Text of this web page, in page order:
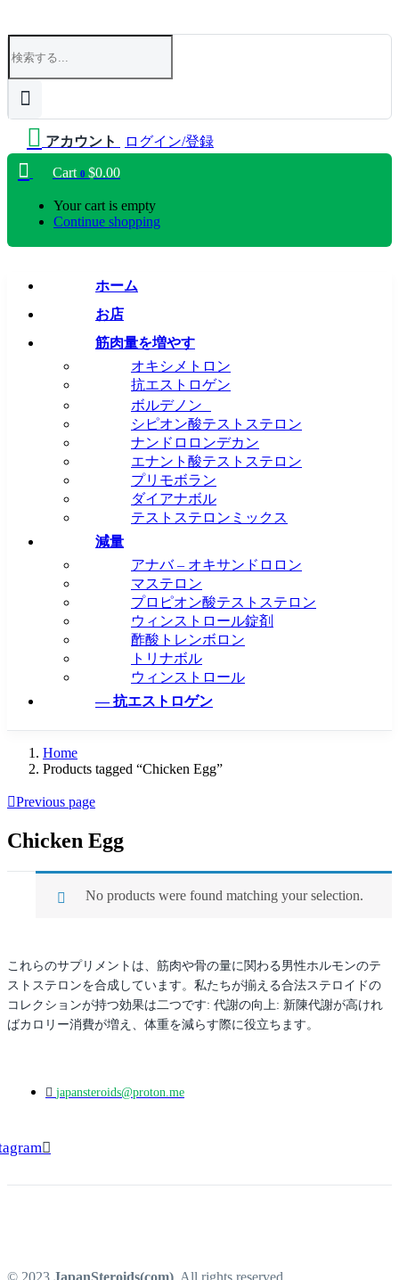
アカウント ログイン/登録
Cart 0 $0.00
Your cart is empty
Continue shopping
ホーム
お店
筋肉量を増やす
オキシメトロン
抗エストロゲン
ボルデノン
シピオン酸テストステロン
ナンドロロンデカン
エナント酸テストステロン
プリモボラン
ダイアナボル
テストステロンミックス
減量
アナバ – オキサンドロロン
マステロン
プロピオン酸テストステロン
ウィンストロール錠剤
酢酸トレンボロン
トリナボル
ウィンストロール
— 抗エストロゲン
Home
Products tagged “Chicken Egg”
Previous page
Chicken Egg
No products were found matching your selection.
これらのサプリメントは、筋肉や骨の量に関わる男性ホルモンのテ
ストステロンを合成しています。私たちが揃える合法ステロイドの
コレクションが持つ効果は 二つです: 代謝の向上: 新陳代謝が高けれ
ばカロリー消費が増え、体重を減らす際に役立ちます。
japansteroids@proton.me
© 2023 JapanSteroids(com) . All rights reserved.